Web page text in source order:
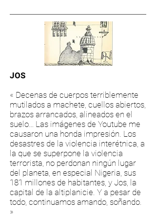
JOS
« Decenas de cuerpos terriblemente
mutilados a machete, cuellos abiertos,
brazos arrancados, alineados en el
suelo… Las imágenes de Youtube me
causaron una honda impresión. Los
desastres de la violencia interétnica, a
la que se superpone la violencia
terrorista, no perdonan ningún lugar
del planeta, en especial Nigeria, sus
181 millones de habitantes, y Jos, la
capital de la altiplanicie. Y a pesar de
todo, continuamos amando, soñando.
»